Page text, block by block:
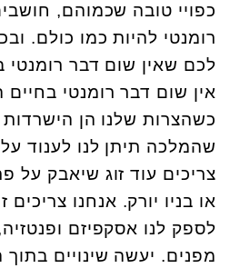
כפויי טובה שכמוהם,
רומנטי להיות כמו כולם.
לכם שאין שום דבר
אין שום דבר רומנטי
כשהצרות שלנו הן
שהמלכה תיתן לנו לענוד
צריכים עוד זוג שיאבק על
או בניו יורק. אנחנו
לספק לנו אסקפיזם
מפנים. יעשה שינויים